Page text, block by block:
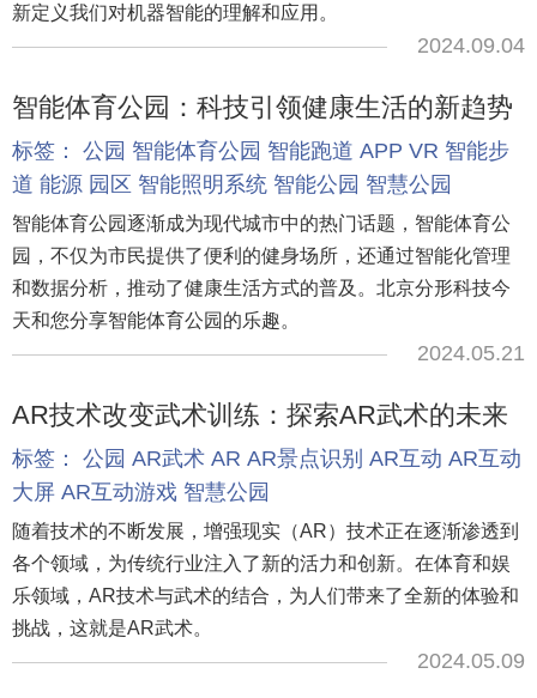
新定义我们对机器智能的理解和应用。
2024.09.04
智能体育公园：科技引领健康生活的新趋势
标签： 公园 智能体育公园 智能跑道 APP VR 智能步
道 能源 园区 智能照明系统 智能公园 智慧公园
智能体育公园逐渐成为现代城市中的热门话题，智能体育公
园，不仅为市民提供了便利的健身场所，还通过智能化管理
和数据分析，推动了健康生活方式的普及。北京分形科技今
天和您分享智能体育公园的乐趣。
2024.05.21
AR技术改变武术训练：探索AR武术的未来
标签： 公园 AR武术 AR AR景点识别 AR互动 AR互动
大屏 AR互动游戏 智慧公园
随着技术的不断发展，增强现实（AR）技术正在逐渐渗透到
各个领域，为传统行业注入了新的活力和创新。在体育和娱
乐领域，AR技术与武术的结合，为人们带来了全新的体验和
挑战，这就是AR武术。
2024.05.09